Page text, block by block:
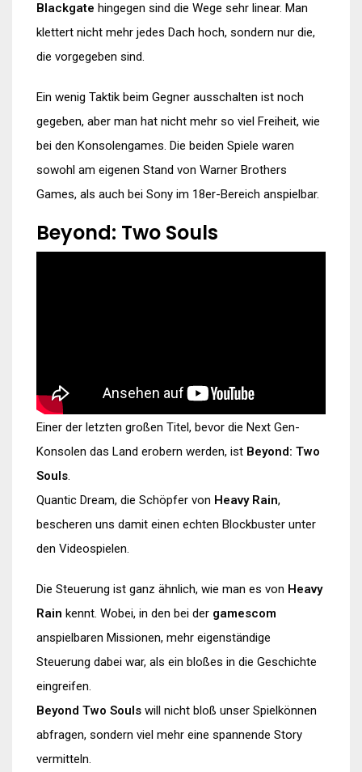
Blackgate hingegen sind die Wege sehr linear. Man
klettert nicht mehr jedes Dach hoch, sondern nur die,
die vorgegeben sind.
Ein wenig Taktik beim Gegner ausschalten ist noch
gegeben, aber man hat nicht mehr so viel Freiheit, wie
bei den Konsolengames. Die beiden Spiele waren
sowohl am eigenen Stand von Warner Brothers
Games, als auch bei Sony im 18er-Bereich anspielbar.
Beyond: Two Souls
Einer der letzten großen Titel, bevor die Next Gen-
Konsolen das Land erobern werden, ist Beyond: Two
Souls.
Quantic Dream, die Schöpfer von Heavy Rain,
bescheren uns damit einen echten Blockbuster unter
den Videospielen.
Die Steuerung ist ganz ähnlich, wie man es von Heavy
Rain kennt. Wobei, in den bei der gamescom
anspielbaren Missionen, mehr eigenständige
Steuerung dabei war, als ein bloßes in die Geschichte
eingreifen.
Beyond Two Souls will nicht bloß unser Spielkönnen
abfragen, sondern viel mehr eine spannende Story
vermitteln.